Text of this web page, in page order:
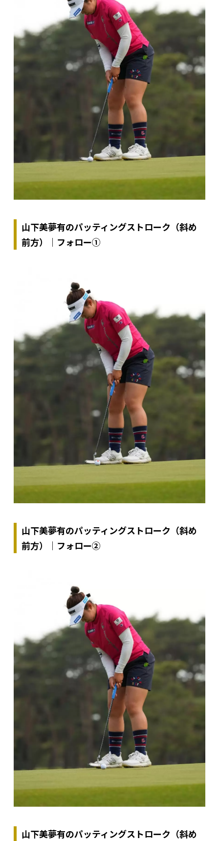
山下美夢有のパッティングストローク（斜め
前方）｜フォロー①
山下美夢有のパッティングストローク（斜め
前方）｜フォロー②
山下美夢有のパッティングストローク（斜め